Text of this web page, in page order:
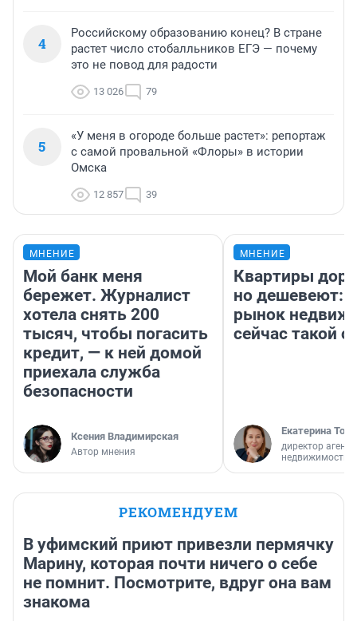
4
Российскому образованию конец? В стране
растет число стобалльников ЕГЭ — почему
это не повод для радости
13 026 79
5
«У меня в огороде больше растет»: репортаж
с самой провальной «Флоры» в истории
Омска
12 857 39
МНЕНИЕ
Мой банк меня
бережет. Журналист
хотела снять 200
тысяч, чтобы погасить
кредит, — к ней домой
приехала служба
безопасности
Ксения Владимирская
Автор мнения
МНЕНИЕ
Квартиры
но дешевеют:
рынок
сейчас такой
Екатерина
директор
недвижимости
РЕКОМЕНДУЕМ
В уфимский приют привезли пермячку
Марину, которая почти ничего о себе
не помнит. Посмотрите, вдруг она вам
знакома